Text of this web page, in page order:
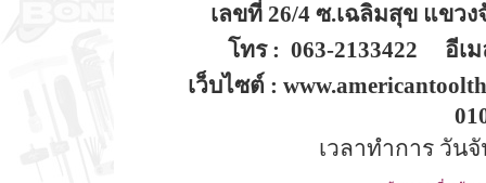
เลขที่ 26/4 ซ.เฉลิมสุข แขวง
โทร : 063-2133422 อีเม
เว็บไซต์ :
เวลาทำการ วัน